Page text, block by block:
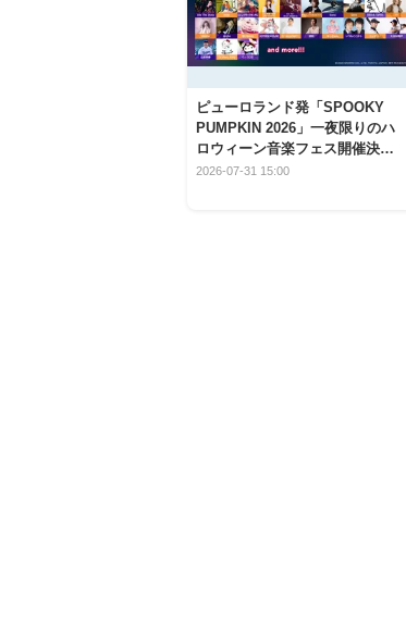
ピューロランド発「SPOOKY
PUMPKIN 2026」一夜限りのハ
ロウィーン音楽フェス開催決
定！
2026-07-31 15:00